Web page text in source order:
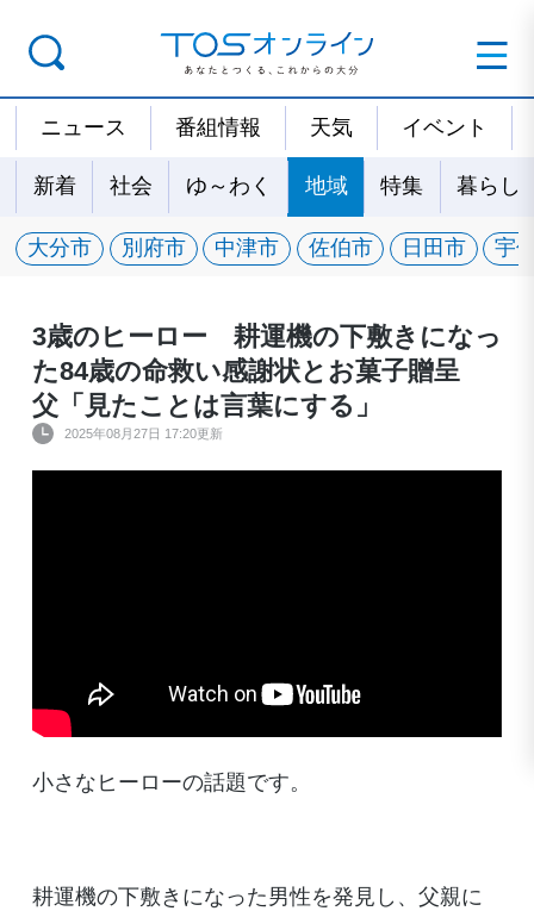
ニュース 番組情報 天気 イベント
新着 社会 ゆ～わく 地域 特集 暮らし
大分市 別府市 中津市 佐伯市 日田市 宇
3歳のヒーロー 耕運機の下敷きになっ
た84歳の命救い感謝状とお菓子贈呈
父「見たことは言葉にする」
2025年08月27日 17:20更新
小さなヒーローの話題です。
耕運機の下敷きになった男性を発見し、父親に